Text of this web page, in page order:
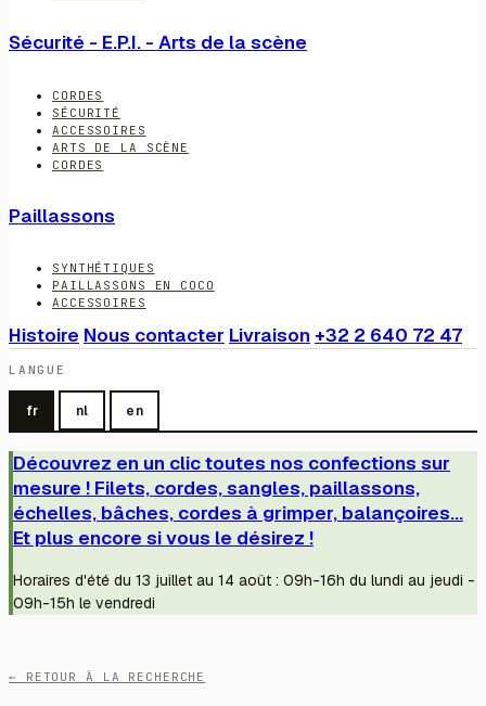
Sécurité - E.P.I. - Arts de la scène
CORDES
SÉCURITÉ
ACCESSOIRES
ARTS DE LA SCÈNE
CORDES
Paillassons
SYNTHÉTIQUES
PAILLASSONS EN COCO
ACCESSOIRES
Histoire Nous contacter Livraison +32 2 640 72 47
LANGUE
fr nl en
Découvrez en un clic toutes nos confections sur
mesure ! Filets, cordes, sangles, paillassons,
échelles, bâches, cordes à grimper, balançoires...
Et plus encore si vous le désirez !
Horaires d'été du 13 juillet au 14 août : 09h-16h du lundi au jeudi -
09h-15h le vendredi
← RETOUR À LA RECHERCHE